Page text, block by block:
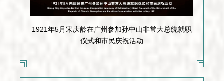
1921年5月宋庆龄在广州参加孙中山非常大总统就职
仪式和市民庆祝活动